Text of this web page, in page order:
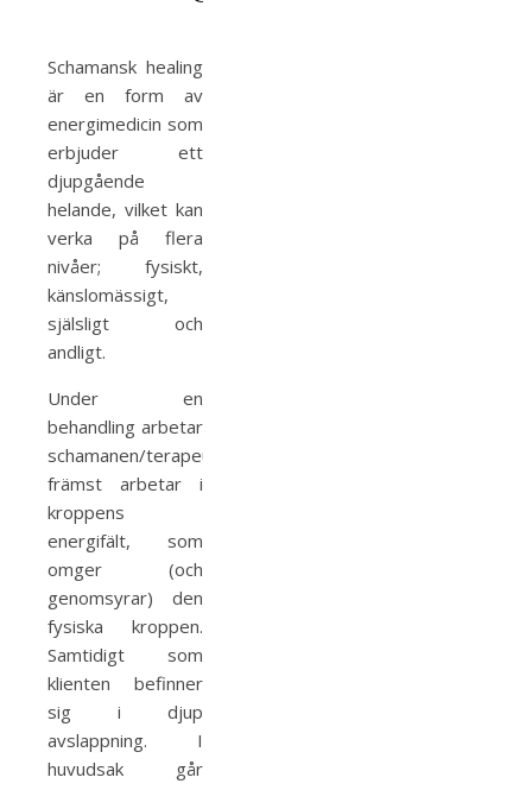
Schamansk healing
är en form av
energimedicin som
erbjuder ett
djupgående
helande, vilket kan
verka på flera
nivåer; fysiskt,
känslomässigt,
själsligt och
andligt.
Under en
behandling arbetar
schamanen/terapeuten
främst arbetar i
kroppens
energifält, som
omger (och
genomsyrar) den
fysiska kroppen.
Samtidigt som
klienten befinner
sig i djup
avslappning. I
huvudsak går